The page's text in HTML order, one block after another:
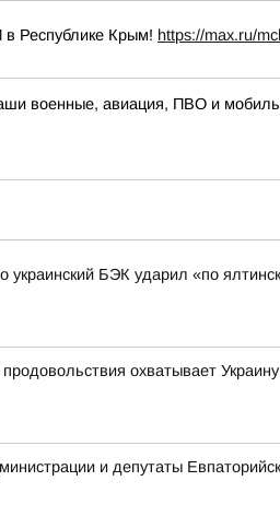
Крым! https://max.ru/
военные, авиация, ПВО и
БЭК ударил «по
охватывает
и депутаты